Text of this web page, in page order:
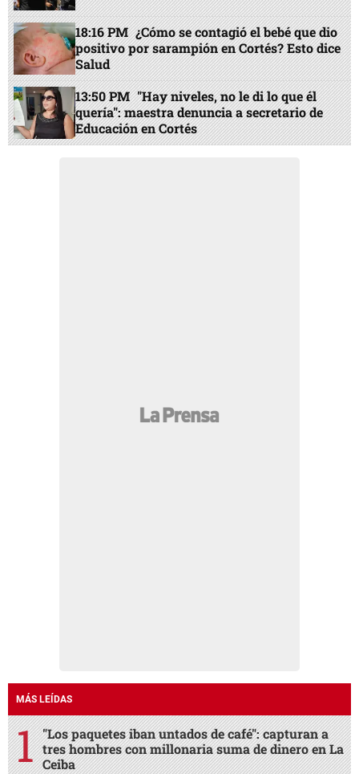
18:16 PM ¿Cómo se contagió el bebé que dio
positivo por sarampión en Cortés? Esto dice
Salud
13:50 PM "Hay niveles, no le di lo que él
quería": maestra denuncia a secretario de
Educación en Cortés
MÁS LEÍDAS
"Los paquetes iban untados de café": capturan a
tres hombres con millonaria suma de dinero en La
Ceiba